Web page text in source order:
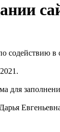
содействию в
для